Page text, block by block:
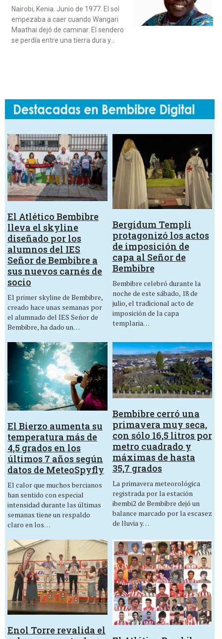
Nairobi, Kenia. Junio de 1977. El sol
empezaba a caer cuando Wangari
Maathai dejó de caminar. El sendero
se perdía entre una tierra dura y…
El Atlético Bembibre
lleva el skyline
diseñado por los
alumnos del IES
Señor de Bembibre a
sus nuevos carnés de
socio
El primer skyline de Bembibre,
creado hace unas semanas por
el alumnado del IES Señor de
Bembibre, ha dado un…
Bergidum Templi
protagonizó los actos
de imposición de
capa al Señor de
Bembibre
Bembibre celebró durante la
noche de este sábado, 18 de
julio, el tradicional acto de
imposición de la capa
templaria…
El Bierzo aumenta su
temperatura más de
4,5 grados en los
últimos 7 años según
datos de MeteoSpyfly
El calor que muchos bercianos
han sentido con especial
intensidad durante las últimas
semanas tiene un respaldo
claro en los…
Bembibre cerró una
primavera muy seca,
con sólo 16,5 litros por
metro cuadrado y
máximas de hasta
35,7 grados
La primavera meteorológica
registrada por la estación
ibembi2 de Bembibre dejó un
balance marcado por la escasez
de lluvia y…
Enol Torre revalida el